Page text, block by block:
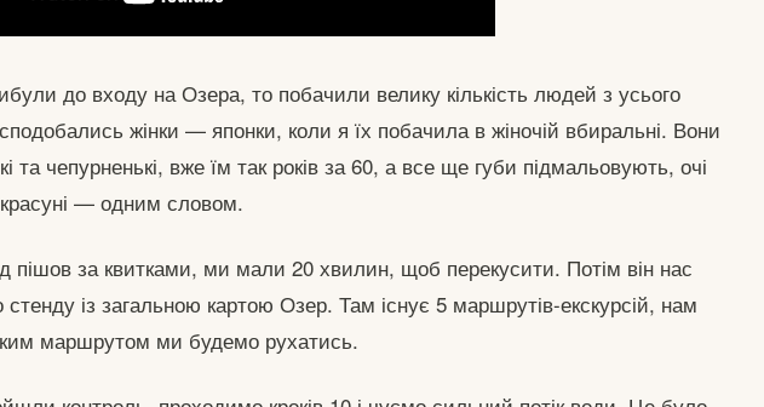
до входу на Озера, то побачили велику кількість людей з усього
жінки — японки, коли я їх побачила в жіночій вбиральні. Вони
та чепурненькі, вже їм так років за 60, а все ще губи підмальовують, очі
— одним словом.
пішов за квитками, ми мали 20 хвилин, щоб перекусити. Потім він нас
стенду із загальною картою Озер. Там існує 5 маршрутів-екскурсій, нам
маршрутом ми будемо рухатись.